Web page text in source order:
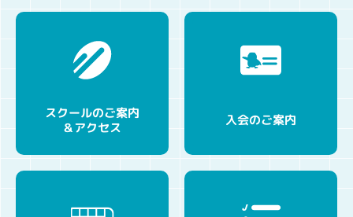
スクールのご案内
＆アクセス 入会のご案内